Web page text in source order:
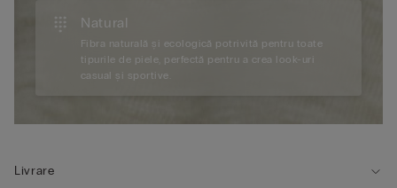
Natural
Fibra naturală și ecologică potrivită pentru toate
tipurile de piele, perfectă pentru a crea look-uri
casual și sportive.
Livrare